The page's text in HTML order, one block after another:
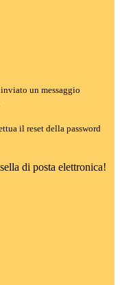
un messaggio
il reset della password
di posta elettronica!